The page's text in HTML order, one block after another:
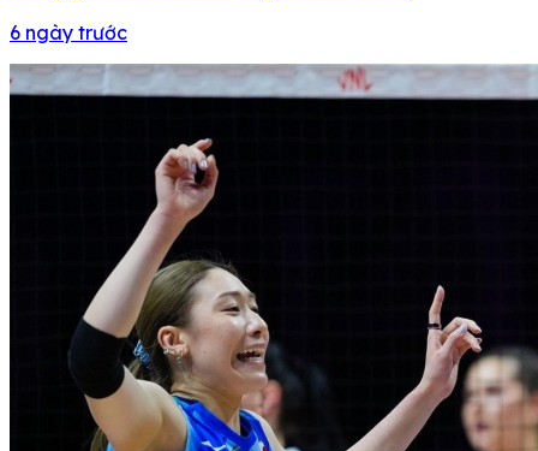
6 ngày trước